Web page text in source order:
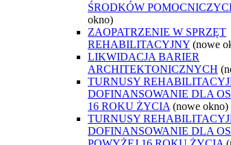
ŚRODKÓW
okno)
ZAOPATRZENIE W SPRZĘT
REHABILITACYJNY (nowe
LIKWIDACJA BARIER
ARCHITEKTONICZNYCH
TURNUSY
DOFINANSOWANIE DLA
16 ROKU ŻYCIA (nowe okno)
TURNUSY
DOFINANSOWANIE DLA